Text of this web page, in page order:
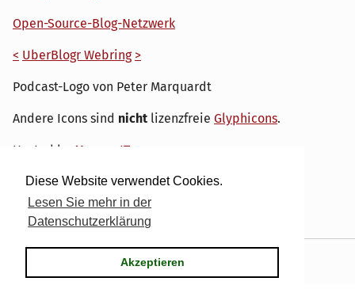
Diese Website verwendet Cookies.
Lesen Sie mehr in der
Datenschutzerklärung
Akzeptieren
Open-Source-Blog-Netzwerk
< UberBlogr Webring >
Podcast-Logo von Peter Marquardt
Andere Icons sind nicht lizenzfreie Glyphicons.
Hosted by My own IT.
Serendipity& the dirk